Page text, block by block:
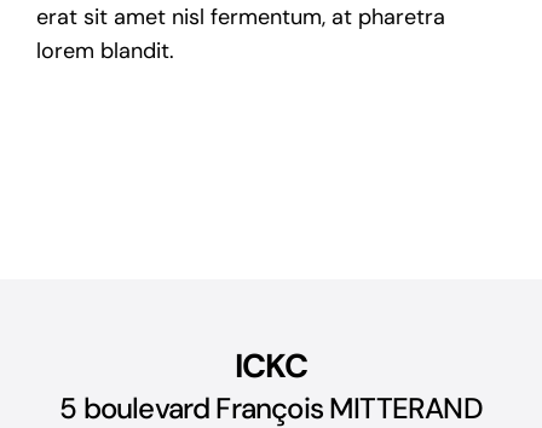
erat sit amet nisl fermentum, at pharetra
lorem blandit.
ICKC
5 boulevard François MITTERAND